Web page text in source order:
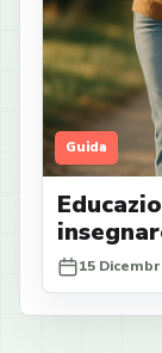
Guida
15